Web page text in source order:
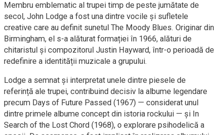
Membru emblematic al trupei timp de peste jumătate de
secol, John Lodge a fost una dintre vocile și sufletele
creative care au definit sunetul The Moody Blues. Originar din
Birmingham, el s-a alăturat formației în 1966, alături de
chitaristul și compozitorul Justin Hayward, într-o perioadă de
redefinire a identității muzicale a grupului.
Lodge a semnat și interpretat unele dintre piesele de
referință ale trupei, contribuind decisiv la albume legendare
precum Days of Future Passed (1967) — considerat unul
dintre primele albume concept din istoria rockului — și In
Search of the Lost Chord (1968), o explorare psihodelică a